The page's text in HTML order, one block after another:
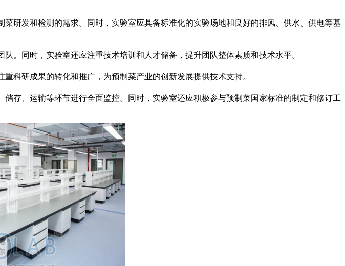
研发和检测的需求。同时，实验室应具备标准化的实验场地和良好的排风、供水、供电等基
。同时，实验室还应注重技术培训和人才储备，提升团队整体素质和技术水平。
科研成果的转化和推广，为预制菜产业的创新发展提供技术支持。
存、运输等环节进行全面监控。同时，实验室还应积极参与预制菜国家标准的制定和修订工